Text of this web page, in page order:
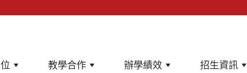
教學合作 辦學績效 招生資訊